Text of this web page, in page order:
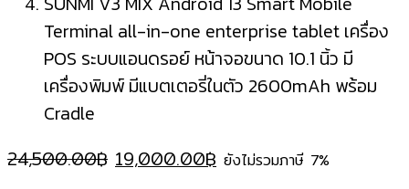
Terminal all-in-one enterprise tablet เครื่อง
POS ระบบแอนดรอย์ หน้าจอขนาด 10.1 นิ้ว มี
เครื่องพิมพ์ มีแบตเตอรี่ในตัว 2600mAh พร้อม
Cradle
24,500.00฿ Original
19,000.00฿ Current
ยังไม่รวมภาษี 7%